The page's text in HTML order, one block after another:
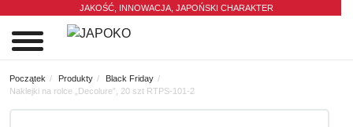
JAKOŚĆ, INNOWACJA, JAPOŃSKI CHARAKTER
Początek Produkty
Black Friday
Naklejki na rolce „Decolure”, 20 szt RTPS-101-2